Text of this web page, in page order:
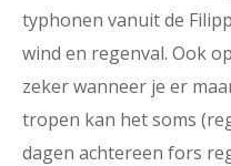
typhonen vanuit de
wind en regenval. Ook
zeker wanneer je er
tropen kan het soms
dagen achtereen fors